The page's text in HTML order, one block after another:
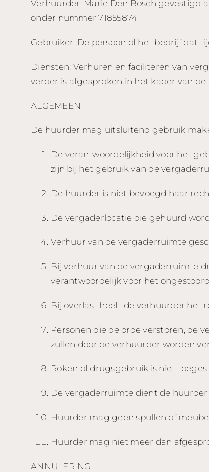
Verhuurder: Marie Den Bosch gevestigd
onder nummer 71855874.
Gebruiker: De persoon of het bedrijf dat
Diensten: Verhuren en faciliteren van
verder is afgesproken in het kader van de
ALGEMEEN
De huurder mag uitsluitend gebruik
De verantwoordelijkheid voor het
zijn bij het gebruik van de
De huurder is niet bevoegd haar
De vergaderlocatie die gehuurd
Verhuur van de vergaderruimte
Bij verhuur van de vergaderruimte
verantwoordelijk voor het
Bij overlast heeft de verhuurder het
Personen die de orde verstoren, de
zullen door de verhuurder worden
Roken of drugsgebruik is niet
De vergaderruimte dient de
Huurder mag geen spullen of
Huurder mag niet meer dan
ANNULERING